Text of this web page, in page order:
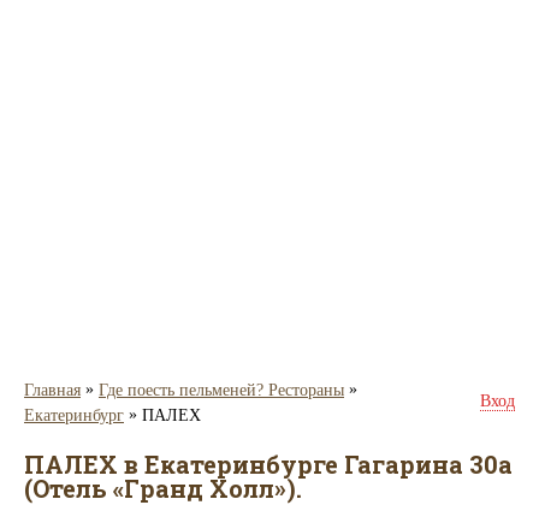
Главная » Где поесть пельменей? Рестораны »
Екатеринбург » ПАЛЕХ
Вход
ПАЛЕХ в Екатеринбурге Гагарина 30а
(Отель «Гранд Холл»).